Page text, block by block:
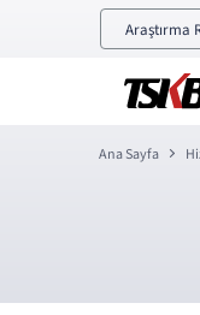
Araştırma
Ana Sayfa